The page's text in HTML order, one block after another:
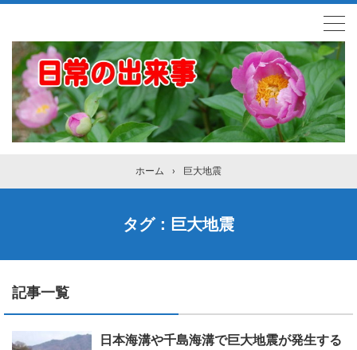
ホーム › 巨大地震
タグ：巨大地震
記事一覧
日本海溝や千島海溝で巨大地震が発生する